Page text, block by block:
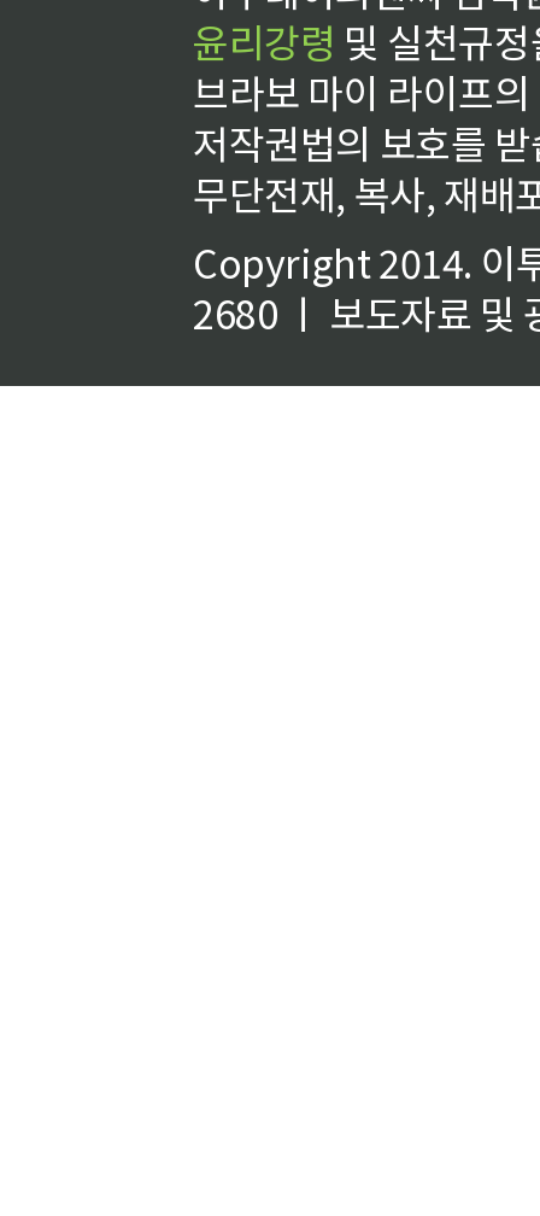
윤리강령 및 실천규
브라보 마이 라이프
저작권법의 보호를
무단전재, 복사, 재배
Copyright 2014. 이
2680 ㅣ 보도자료